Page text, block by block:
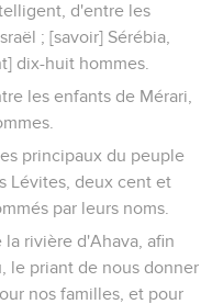
d'entre les
; [savoir] Sérébia,
dix-huit hommes.
les enfants de Mérari,
principaux du peuple
Lévites, deux cent et
par leurs noms.
rivière d'Ahava, afin
le priant de nous donner
nos familles, et pour